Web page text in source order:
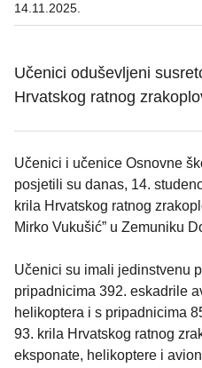
14.11.2025.
Učenici oduševljeni
Hrvatskog ratnog
Učenici i učenice Osnovne
posjetili su danas, 14.
krila Hrvatskog ratnog
Mirko Vukušić” u Zemuniku
Učenici su imali jedinstvenu
pripadnicima 392. eskadrile
helikoptera i s pripadnicima
93. krila Hrvatskog ratnog
eksponate, helikoptere i